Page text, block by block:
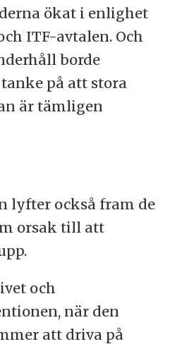
ökat i enlighet
ITF-avtalen. Och
borde
på att stora
är tämligen
lyfter också fram de
orsak till att
och
när den
att driva på